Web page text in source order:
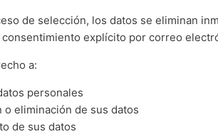
de selección, los datos se eliminan
explícito por correo
a:
personales
eliminación de sus datos
de sus datos